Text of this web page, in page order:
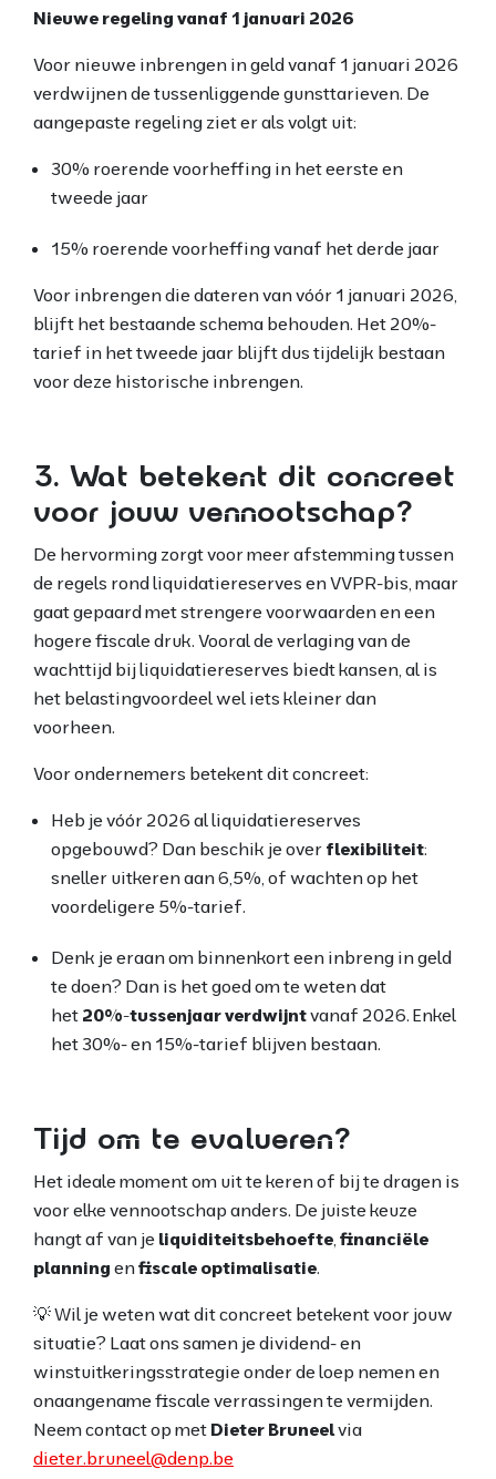
Nieuwe regeling vanaf 1 januari 2026
Voor nieuwe inbrengen in geld vanaf 1 januari 2026
verdwijnen de tussenliggende gunsttarieven. De
aangepaste regeling ziet er als volgt uit:
30% roerende voorheffing in het eerste en
tweede jaar
15% roerende voorheffing vanaf het derde jaar
Voor inbrengen die dateren van vóór 1 januari 2026,
blijft het bestaande schema behouden. Het 20%-
tarief in het tweede jaar blijft dus tijdelijk bestaan
voor deze historische inbrengen.
3. Wat betekent dit concreet
voor jouw vennootschap?
De hervorming zorgt voor meer afstemming tussen
de regels rond liquidatiereserves en VVPR-bis, maar
gaat gepaard met strengere voorwaarden en een
hogere fiscale druk. Vooral de verlaging van de
wachttijd bij liquidatiereserves biedt kansen, al is
het belastingvoordeel wel iets kleiner dan
voorheen.
Voor ondernemers betekent dit concreet:
Heb je vóór 2026 al liquidatiereserves
opgebouwd? Dan beschik je over flexibiliteit:
sneller uitkeren aan 6,5%, of wachten op het
voordeligere 5%-tarief.
Denk je eraan om binnenkort een inbreng in geld
te doen? Dan is het goed om te weten dat
het 20%-tussenjaar verdwijntvanaf 2026. Enkel
het 30%- en 15%-tarief blijven bestaan.
Tijd om te evalueren?
Het ideale moment om uit te keren of bij te dragen is
voor elke vennootschap anders. De juiste keuze
hangt af van je liquiditeitsbehoefte, financiële
planning enfiscale optimalisatie.
💡 Wil je weten wat dit concreet betekent voor jouw
situatie? Laat ons samen je dividend- en
winstuitkeringsstrategie onder de loep nemen en
onaangename fiscale verrassingen te vermijden.
Neem contact op met Dieter Bruneelvia
dieter.bruneel@denp.be